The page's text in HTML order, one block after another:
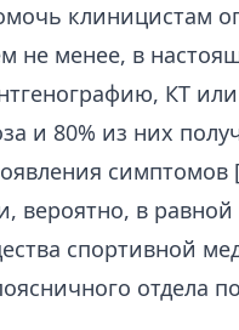
клиницистам
не менее, в
КТ
и 80% из них
вероятно, в равной
спортивной
отдела